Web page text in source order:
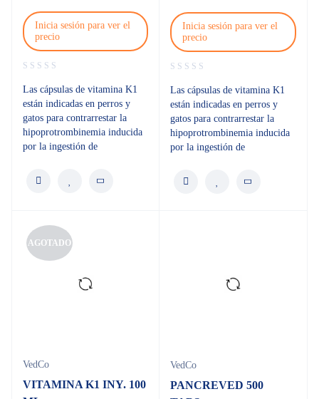
Inicia sesión para ver el
precio
Las cápsulas de vitamina K1
están indicadas en perros y
gatos para contrarrestar la
hipoprotrombinemia inducida
por la ingestión de
Inicia sesión para ver el
precio
Las cápsulas de vitamina K1
están indicadas en perros y
gatos para contrarrestar la
hipoprotrombinemia inducida
por la ingestión de
AGOTADO
VedCo
VITAMINA K1 INY. 100
VedCo
PANCREVED 500